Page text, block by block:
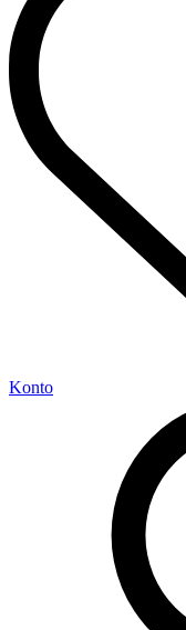
Konto